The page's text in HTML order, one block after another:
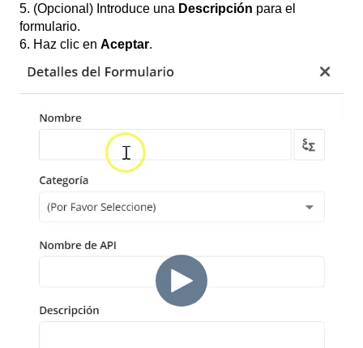
5. (Opcional) Introduce una Descripción para el
formulario.
6. Haz clic en Aceptar.